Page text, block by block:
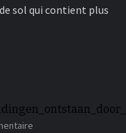
un
sol qui contient plus